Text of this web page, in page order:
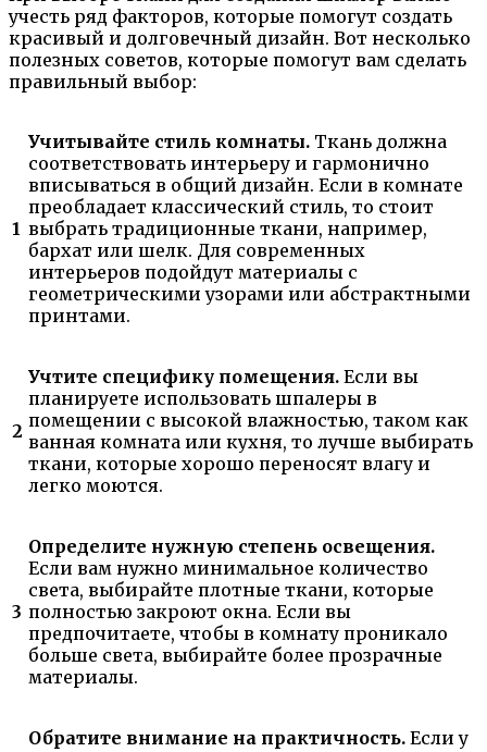
учесть ряд факторов, которые помогут создать
красивый и долговечный дизайн. Вот несколько
полезных советов, которые помогут вам сделать
правильный выбор:
1
Учитывайте стиль комнаты. Ткань должна
соответствовать интерьеру и гармонично
вписываться в общий дизайн. Если в комнате
преобладает классический стиль, то стоит
выбрать традиционные ткани, например,
бархат или шелк. Для современных
интерьеров подойдут материалы с
геометрическими узорами или абстрактными
принтами.
2
Учтите специфику помещения. Если вы
планируете использовать шпалеры в
помещении с высокой влажностью, таком как
ванная комната или кухня, то лучше выбирать
ткани, которые хорошо переносят влагу и
легко моются.
3
Определите нужную степень освещения.
Если вам нужно минимальное количество
света, выбирайте плотные ткани, которые
полностью закроют окна. Если вы
предпочитаете, чтобы в комнату проникало
больше света, выбирайте более прозрачные
материалы.
Обратите внимание на практичность. Если у